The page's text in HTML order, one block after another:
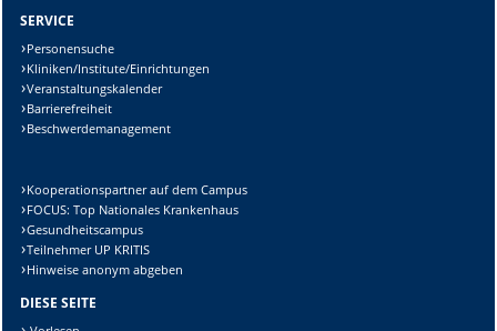
SERVICE
Personensuche
Kliniken/Institute/Einrichtungen
Veranstaltungskalender
Barrierefreiheit
Beschwerdemanagement
Kooperationspartner auf dem Campus
FOCUS: Top Nationales Krankenhaus
Gesundheitscampus
Teilnehmer UP KRITIS
Hinweise anonym abgeben
DIESE SEITE